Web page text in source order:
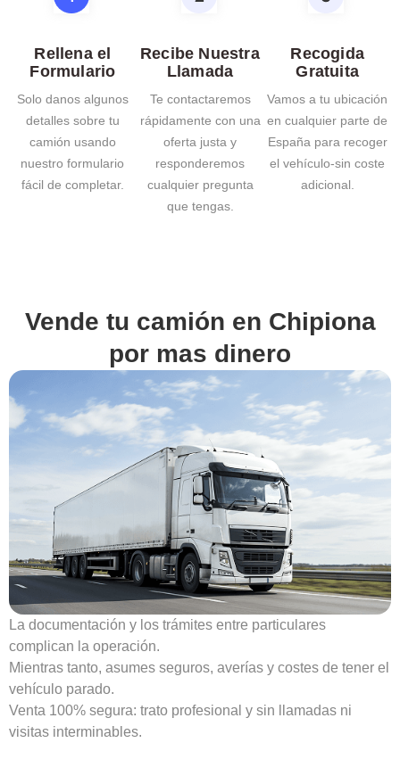
Rellena el
Formulario
Solo danos algunos
detalles sobre tu
camión usando
nuestro formulario
fácil de completar.
Recibe Nuestra
Llamada
Te contactaremos
rápidamente con una
oferta justa y
responderemos
cualquier pregunta
que tengas.
Recogida
Gratuita
Vamos a tu ubicación
en cualquier parte de
España para recoger
el vehículo-sin coste
adicional.
Vende tu camión en Chipiona
por mas dinero
La documentación y los trámites entre particulares
complican la operación.
Mientras tanto, asumes seguros, averías y costes de tener el
vehículo parado.
Venta 100% segura: trato profesional y sin llamadas ni
visitas interminables.